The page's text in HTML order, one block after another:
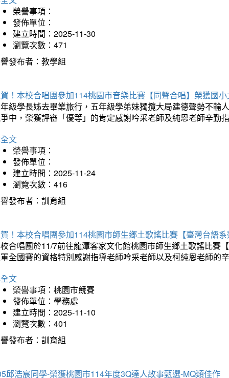
榮譽事項：
發佈單位：
建立時間：2025-11-30
瀏覽次數：471
發布者：教學組
！本校合唱團參加114桃園市音樂比賽【同聲合唱】榮獲國
級學長姊去畢業旅行，五年級學弟妹獨攬大局建德聲勢不輸
中，榮獲評審「優等」的肯定感謝吟采老師及純恩老師辛勤
文
榮譽事項：
發佈單位：
建立時間：2025-11-24
瀏覽次數：416
發布者：訓育組
！本校合唱團參加114桃園市師生鄉土歌謠比賽【臺灣台語
合唱團於11/7前往龍潭客家文化館桃園市師生鄉土歌謠比賽
全國賽的資格特別感謝指導老師吟采老師以及柯純恩老師的
文
榮譽事項：桃園市競賽
發佈單位：學務處
建立時間：2025-11-10
瀏覽次數：401
發布者：訓育組
邱浩宸同學-榮獲桃園市114年度3Q達人故事甄選-MQ類佳作